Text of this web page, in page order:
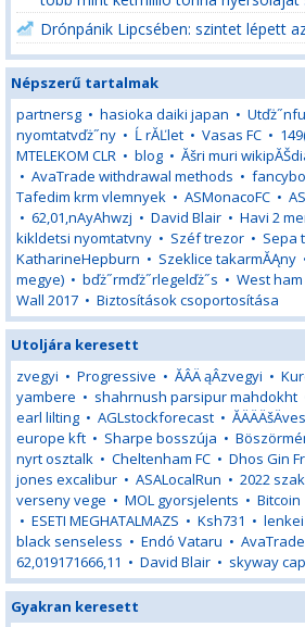
Drónpánik Lipcsében: szintet lépett
Népszerű tartalmak
partnersg • hasioka daiki japan •
nyomtatvďż˝ny • Ĺ rĂĽlet • Vasas FC •
MTELEKOM CLR • blog • Ăšri muri
• AvaTrade withdrawal methods •
Tafedim krm vlemnyek • ASMonacoFC •
• 62,01,nAyAhwzj • David Blair • Havi 2
kikldetsi nyomtatvny • Széf trezor • Sepa
KatharineHepburn • Szeklice takarmĂĄny
megye) • bďż˝rmďż˝rlegelďż˝s • West
Wall 2017 • Biztosítások csoportosítása
Utoljára keresett
zvegyi • Progressive • ĂÂÄ ąÂzvegyi •
yambere • shahrnush parsipur mahdokht
earl lilting • AGLstockforecast •
europe kft • Sharpe bosszúja •
nyrt osztalk • Cheltenham FC • Dhos Gin
jones excalibur • ASALocalRun • 2022
verseny vege • MOL gyorsjelents • Bitcoin
• ESETI MEGHATALMAZS • Ksh731 • lenkei
black senseless • Endó Vataru •
62,019171666,11 • David Blair • skyway
Gyakran keresett